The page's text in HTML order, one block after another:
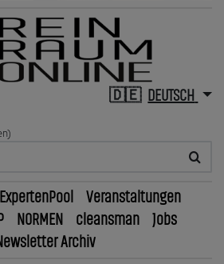
DEUTSCH
ExpertenPool
Veranstaltungen
NORMEN cleansman
Jobs
Archiv